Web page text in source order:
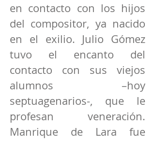
en contacto con los hijos
del compositor, ya nacido
en el exilio. Julio Gómez
tuvo el encanto del
contacto con sus viejos
alumnos –hoy
septuagenarios-, que le
profesan veneración.
Manrique de Lara fue